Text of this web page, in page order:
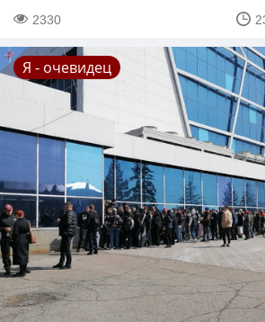
2330
Я - очевидец